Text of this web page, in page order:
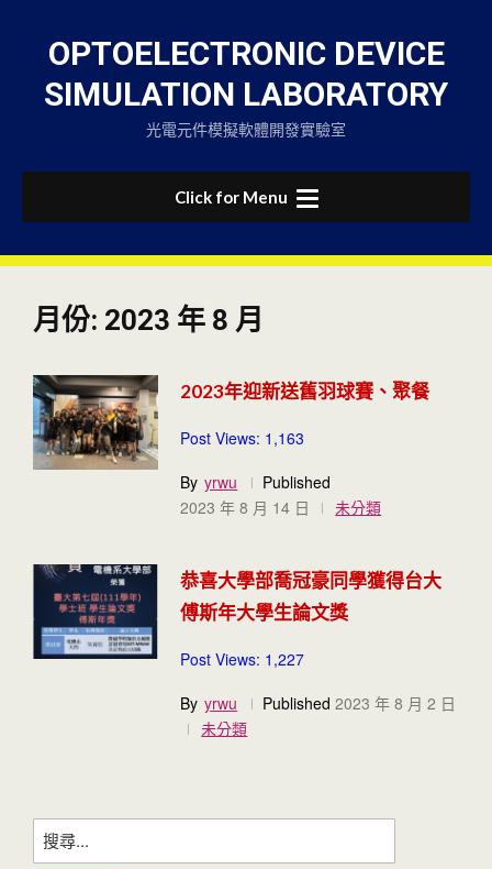
content
OPTOELECTRONIC DEVICE
SIMULATION LABORATORY
光電元件模擬軟體開發實驗室
Click for Menu
月份: 2023 年 8 月
2023年迎新送舊羽球賽、聚餐
Post Views: 1,163
By yrwu
Published
2023 年 8 月 14 日
未分類
恭喜大學部喬冠豪同學獲得台大
傅斯年大學生論文獎
Post Views: 1,227
By yrwu Published2023 年 8 月 2 日
未分類
搜
尋